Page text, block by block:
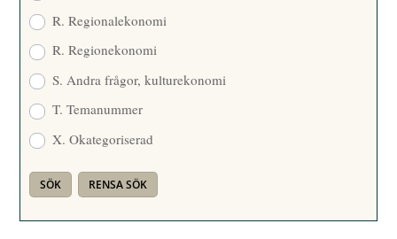
R. Regionalekonomi
R. Regionekonomi
S. Andra frågor, kulturekonomi
T. Temanummer
X. Okategoriserad